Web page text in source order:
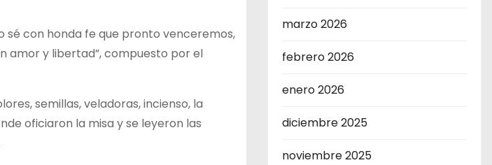
sé con honda fe que pronto venceremos,
amor y libertad”, compuesto por el
semillas, veladoras, incienso, la
oficiaron la misa y se leyeron las
marzo 2026
febrero 2026
enero 2026
diciembre 2025
noviembre 2025